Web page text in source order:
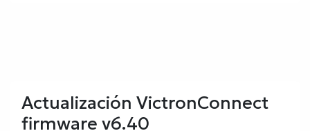
Actualización VictronConnect
firmware v6.40